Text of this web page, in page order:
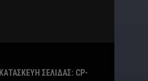
ΚΑΤΑΣΚΕΥΗ ΣΕΛΙΔΑΣ: CP-